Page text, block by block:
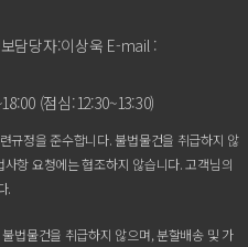
담당자:이상욱E-mail:
점심:12:30~13:30)
규정을준수합니다.불법물건을취급하지않
항요청에는협조하지않습니다.고객님의
.
법물건을취급하지않으며,분할배송및가